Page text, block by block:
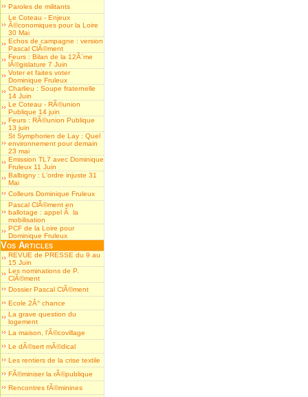
Paroles de militants
Le Coteau - Enjeux
Ã©conomiques pour la Loire
30 Mai
Echos de campagne : version
Pascal ClÃ©ment
Feurs : Bilan de la 12Ã¨me
lÃ©gislature 7 Juin
Voter et faites voter
Dominique Fruleux
Charlieu : Soupe fraternelle
14 Juin
Le Coteau - RÃ©union
Publique 14 juin
Feurs : RÃ©union Publique
13 juin
St Symphorien de Lay : Quel
environnement pour demain
23 mai
Emission TL7 avec Dominique
Fruleux 11 Juin
Balbigny : L'ordre injuste 31
Mai
Colleurs Dominique Fruleux
Pascal ClÃ©ment en
ballotage : appel Ã la
mobilisation
PCF de la Loire pour
Dominique Fruleux
Vos Articles
REVUE de PRESSE du 9 au
15 Juin
Les nominations de P.
ClÃ©ment
Dossier Pascal ClÃ©ment
Ecole 2Â° chance
La grave question du
logement
La maison, l'Ã©covillage
Le dÃ©sert mÃ©dical
Les rentiers de la crise textile
FÃ©miniser la rÃ©publique
Rencontres fÃ©minines